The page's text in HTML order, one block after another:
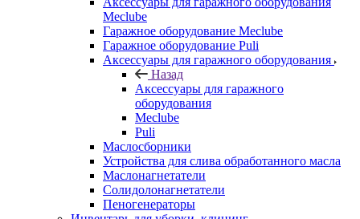
Meclube
Гаражное оборудование Meclube
Гаражное оборудование Puli
Аксессуары для гаражного оборудования
Назад
Аксессуары для гаражного
оборудования
Meclube
Puli
Маслосборники
Устройства для слива обработанного масла
Маслонагнетатели
Солидолонагнетатели
Пеногенераторы